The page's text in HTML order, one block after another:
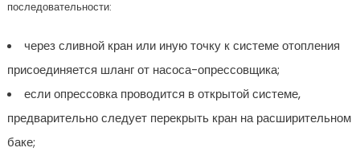
последовательности:
через сливной кран или иную точку к системе отопления
присоединяется шланг от насоса-опрессовщика;
если опрессовка проводится в открытой системе,
предварительно следует перекрыть кран на расширительном
баке;